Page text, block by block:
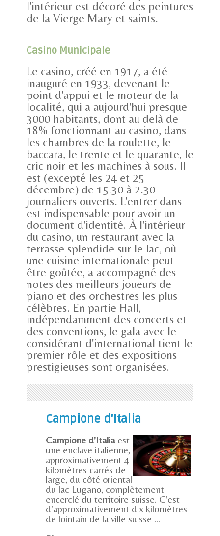
l'intérieur est décoré des peintures
de la Vierge Mary et saints.
Casino Municipale
Le casino, créé en 1917, a été
inauguré en 1933, devenant le
point d'appui et le moteur de la
localité, qui a aujourd'hui presque
3000 habitants, dont au delà de
18% fonctionnant au casino, dans
les chambres de la roulette, le
baccara, le trente et le quarante, le
cric noir et les machines à sous. Il
est (excepté les 24 et 25
décembre) de 15.30 à 2.30
journaliers ouverts. L'entrer dans
est indispensable pour avoir un
document d'identité. À l'intérieur
du casino, un restaurant avec la
terrasse splendide sur le lac, où
une cuisine internationale peut
être goûtée, a accompagné des
notes des meilleurs joueurs de
piano et des orchestres les plus
célèbres. En partie Hall,
indépendamment des concerts et
des conventions, le gala avec le
considérant d'international tient le
premier rôle et des expositions
prestigieuses sont organisées.
Campione d'Italia
Campione d'Italiaest
une enclave italienne,
approximativement 4
kilomètres carrés de
large, du côté oriental
du lac Lugano, complètement
encerclé du territoire suisse. C'est
d'approximativement dix kilomètres
de lointain de la ville suisse ...